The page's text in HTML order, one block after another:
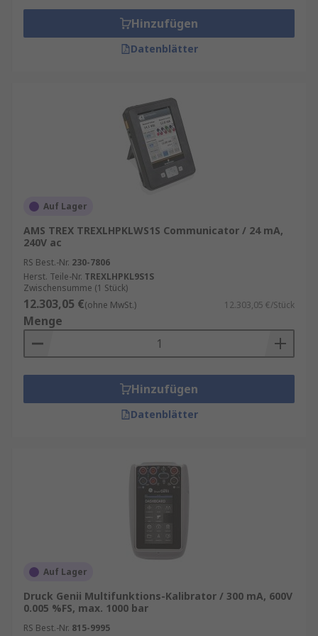
Hinzufügen
Datenblätter
Auf Lager
AMS TREX TREXLHPKLWS1S Communicator / 24 mA,
240V ac
RS Best.-Nr. 230-7806
Herst. Teile-Nr. TREXLHPKL9S1S
Zwischensumme (1 Stück)
12.303,05 €(ohne MwSt.) 12.303,05 €/Stück
Menge
Hinzufügen
Datenblätter
Auf Lager
Druck Genii Multifunktions-Kalibrator / 300 mA, 600V
0.005 %FS, max. 1000 bar
RS Best.-Nr. 815-9995